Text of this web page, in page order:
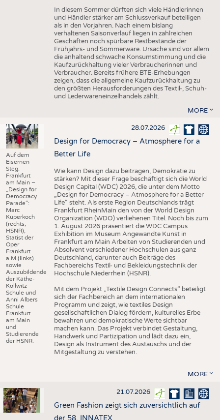
In diesem Sommer dürften sich viele Händlerinnen
und Händler stärker am Schlussverkauf beteiligen
als in den Vorjahren. Nach einem bislang
verhaltenen Saisonverlauf liegen in zahlreichen
Geschäften noch spürbare Restbestände der
Frühjahrs- und Sommerware. Ursache sind vor allem
die anhaltend schwache Konsumstimmung und die
Kaufzurückhaltung vieler Verbraucherinnen und
Verbraucher. Bereits frühere BTE-Erhebungen
zeigen, dass die allgemeine Kaufzurückhaltung zu
den größten Herausforderungen des Textil-, Schuh-
und Lederwareneinzelhandels zählt.
MORE
Auf dem
Eisernen
Steg:
Frankfurt
am Main –
„Design for
Democracy
Parade“:
Marc
Küperkoch
(rechts,
HSNR),
Statist der
Oper
Frankfurt
a.M.(links)
sowie
Auszubildende
der Käthe-
Kollwitz
Schule und
Anni Albers
Schule
Frankfurt
am Main
und
Studierende
der HSNR.
28.07.2026
Design for Democracy – Atmosphere for a
Better Life
Wie kann Design dazu beitragen, Demokratie zu
stärken? Mit dieser Frage beschäftigt sich die World
Design Capital (WDC) 2026, die unter dem Motto
„Design for Democracy – Atmosphere for a Better
Life“ steht. Als erste Region Deutschlands trägt
Frankfurt RheinMain den von der World Design
Organization (WDO) verliehenen Titel. Noch bis zum
1. August 2026 präsentiert die WDC Campus
Exhibition im Museum Angewandte Kunst in
Frankfurt am Main Arbeiten von Studierenden und
Absolvent verschiedener Hochschulen aus ganz
Deutschland, darunter auch Beiträge des
Fachbereichs Textil- und Bekleidungstechnik der
Hochschule Niederrhein (HSNR).
Mit dem Projekt „Textile Design Connects“ beteiligt
sich der Fachbereich an dem internationalen
Programm und zeigt, wie textiles Design
gesellschaftlichen Dialog fördern, kulturelles Erbe
bewahren und demokratische Werte sichtbar
machen kann. Das Projekt verbindet Gestaltung,
Handwerk und Partizipation und lädt dazu ein,
Design als Instrument des Austauschs und der
Mitgestaltung zu verstehen.
MORE
21.07.2026
Green Fashion zeigt sich zuversichtlich auf
der 58. INNATEX